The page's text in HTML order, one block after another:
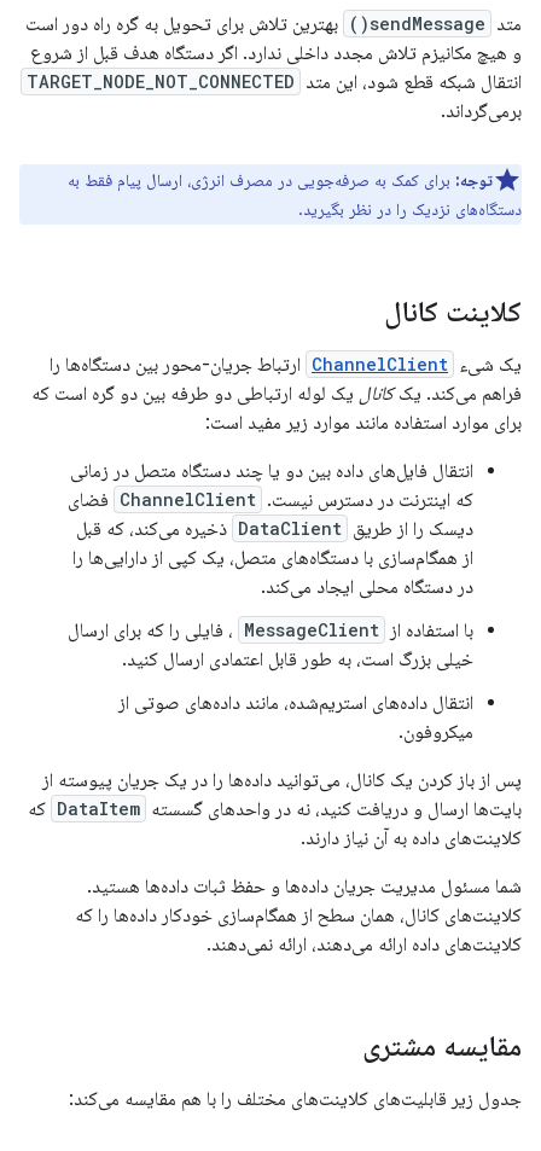
متد sendMessage()
بهترین تلاش برای تحویل به گره راه دور است
و هیچ مکانیزم تلاش مجدد داخلی ندارد. اگر دستگاه هدف قبل از شروع
انتقال شبکه قطع شود، این متد TARGET_NODE_NOT_CONNECTED
برمی‌گرداند.
توجه: برای کمک به صرفه‌جویی در مصرف انرژی، ارسال پیام فقط به
دستگاه‌های نزدیک را در نظر بگیرید.
کلاینت کانال
یک شیء ChannelClient ارتباط جریان-محور بین دستگاه‌ها را
فراهم می‌کند. یککانال یک لوله ارتباطی دو طرفه بین دو گره است که
برای موارد استفاده مانند موارد زیر مفید است:
انتقال فایل‌های داده بین دو یا چند دستگاه متصل در زمانی
که اینترنت در دسترس نیست. ChannelClient فضای
دیسک را از طریق DataClient ذخیره می‌کند، که قبل
از همگام‌سازی با دستگاه‌های متصل، یک کپی از دارایی‌ها را
در دستگاه محلی ایجاد می‌کند.
با استفاده از MessageClient ، فایلی را که برای ارسال
خیلی بزرگ است، به طور قابل اعتمادی ارسال کنید.
انتقال داده‌های استریم‌شده، مانند داده‌های صوتی از
میکروفون.
پس از باز کردن یک کانال، می‌توانید داده‌ها را در یک جریان پیوسته از
بایت‌ها ارسال و دریافت کنید، نه در واحدهای گسسته DataItem که
کلاینت‌های داده به آن نیاز دارند.
شما مسئول مدیریت جریان داده‌ها و حفظ ثبات داده‌ها هستید.
کلاینت‌های کانال، همان سطح از همگام‌سازی خودکار داده‌ها را که
کلاینت‌های داده ارائه می‌دهند، ارائه نمی‌دهند.
مقایسه مشتری
جدول زیر قابلیت‌های کلاینت‌های مختلف را با هم مقایسه می‌کند: